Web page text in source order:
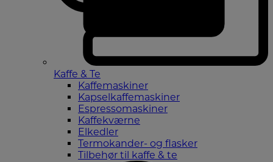
Kaffe & Te
Kaffemaskiner
Kapselkaffemaskiner
Espressomaskiner
Kaffekværne
Elkedler
Termokander- og flasker
Tilbehør til kaffe & te